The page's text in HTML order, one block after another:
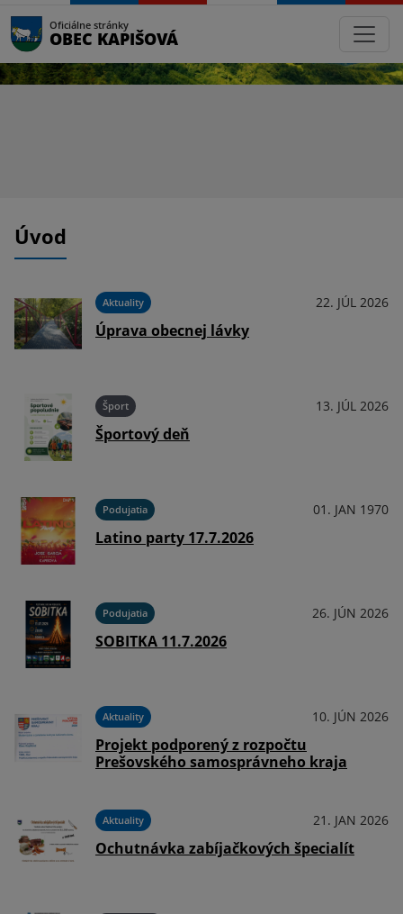
Oficiálne stránky
OBEC KAPIŠOVÁ
Úvod
Aktuality 22. JÚL 2026
Úprava obecnej lávky
Šport 13. JÚL 2026
Športový deň
Podujatia 01. JAN 1970
Latino party 17.7.2026
Podujatia 26. JÚN 2026
SOBITKA 11.7.2026
Aktuality 10. JÚN 2026
Projekt podporený z rozpočtu
Prešovského samosprávneho kraja
Aktuality 21. JAN 2026
Ochutnávka zabíjačkových špecialít